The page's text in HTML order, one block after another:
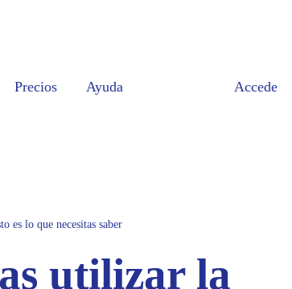
Precios Ayuda Accede
es lo que necesitas saber
utilizar la